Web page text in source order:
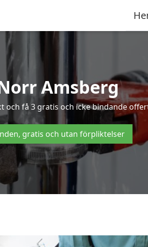
Amsberg
få 3 gratis och icke bindande
gratis och utan förpliktelser